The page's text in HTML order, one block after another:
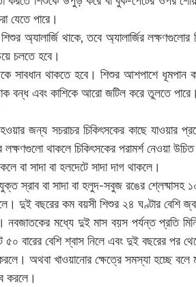
যেতে পারে।
শিশুর অ্যালার্জি থাকে, তবে অ্যালার্জির
চলতে হবে।
সাবধান থাকতে হবে। শিশুর আশপাশে
বন্ধ এবং কাশিকে আরো জটিল করে তুলতে পারে।
জন্য সচরাচর চিকিৎসকের কাছে
লক্ষণগুলো থাকলে চিকিৎসকের পরামর্শ নেওয়া
বা সাদা বা হলদেটে সাদা দাগ থাকলে।
স্রাব বা সাদা বা হলুদ-সবুজ রঙের শ্লেষ্মাসহ
দুই বছরের কম বয়সী শিশুর ২৪ ঘণ্টার বেশি
মধ্যে দুই মাস বয়স পর্যন্ত প্রতি
৫০ বারের বেশি শ্বাস নিলে এবং দুই বছরের পর
অথবা খাওয়ানোর ক্ষেত্রে সমস্যা হচ্ছে বলে
করলে।